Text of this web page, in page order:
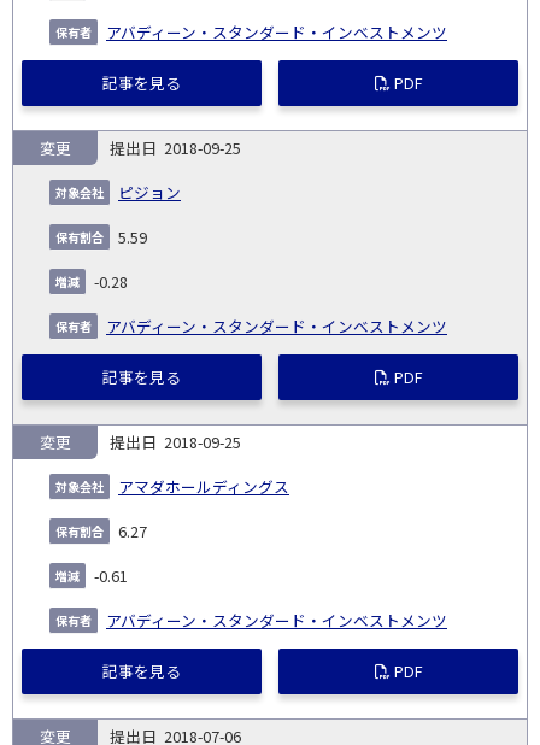
アバディーン・スタンダード・インベストメンツ
記事を見る PDF
2018-09-25
ピジョン
変更
5.59
-0.28
アバディーン・スタンダード・インベストメンツ
記事を見る PDF
2018-09-25
アマダホールディングス
変更
6.27
-0.61
アバディーン・スタンダード・インベストメンツ
記事を見る PDF
2018-07-06
変更